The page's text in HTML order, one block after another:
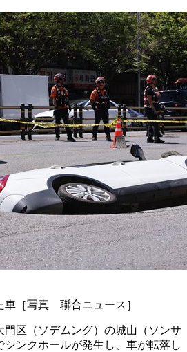
車［写真 聯合ニュース］
門区（ソデムング）の城山（ソンサ
シンクホールが発生し、車が転落し